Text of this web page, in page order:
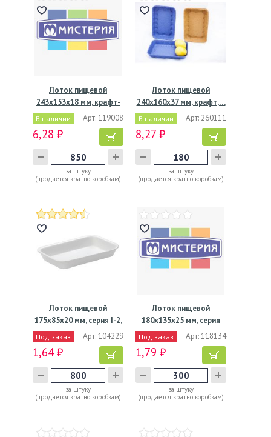
Лоток пищевой
243х153х18 мм, крафт-
бел.,…
В наличии Арт: 119008
6,28 ₽
за штуку
(продается кратно коробкам)
Лоток пищевой
240х160х37 мм, крафт,…
В наличии Арт: 260111
8,27 ₽
за штуку
(продается кратно коробкам)
Лоток пищевой
175х85х20 мм, серия I-2,
бел.,…
Под заказ Арт: 104229
1,64 ₽
за штуку
(продается кратно коробкам)
Лоток пищевой
180х135х25 мм, серия
А-25,…
Под заказ Арт: 118134
1,79 ₽
за штуку
(продается кратно коробкам)